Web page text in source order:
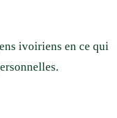
ivoiriens en ce qui